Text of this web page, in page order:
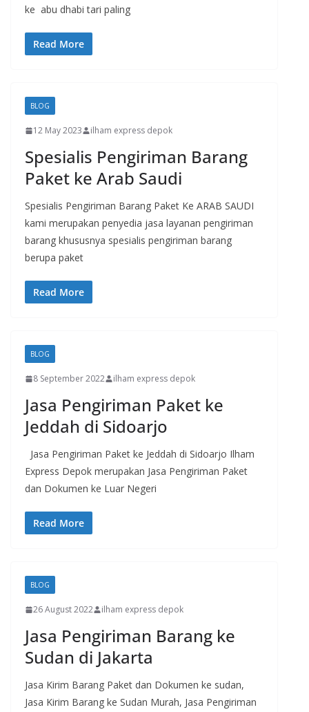
ke abu dhabi tari paling
Read More
BLOG
12 May 2023 ilham express depok
Spesialis Pengiriman Barang
Paket ke Arab Saudi
Spesialis Pengiriman Barang Paket Ke ARAB SAUDI
kami merupakan penyedia jasa layanan pengiriman
barang khususnya spesialis pengiriman barang
berupa paket
Read More
BLOG
8 September 2022 ilham express depok
Jasa Pengiriman Paket ke
Jeddah di Sidoarjo
Jasa Pengiriman Paket ke Jeddah di Sidoarjo Ilham
Express Depok merupakan Jasa Pengiriman Paket
dan Dokumen ke Luar Negeri
Read More
BLOG
26 August 2022 ilham express depok
Jasa Pengiriman Barang ke
Sudan di Jakarta
Jasa Kirim Barang Paket dan Dokumen ke sudan,
Jasa Kirim Barang ke Sudan Murah, Jasa Pengiriman